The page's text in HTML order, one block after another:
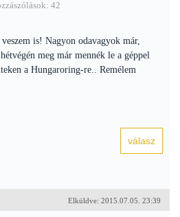
42
is! Nagyon odavagyok már,
meg már mennék le a géppel
a Hungaroring-re.. Remélem
Elküldve: 2015.07.05. 23:39